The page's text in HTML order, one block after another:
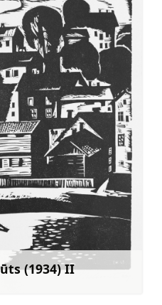
(1934) II
Sužinoti daugiau